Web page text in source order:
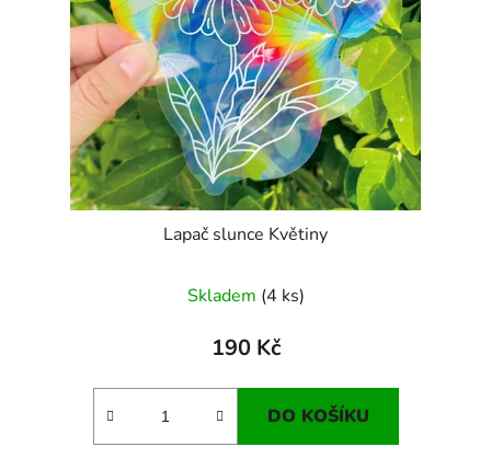
Lapač slunce Květiny
Skladem (4 ks)
190 Kč
DO KOŠÍKU